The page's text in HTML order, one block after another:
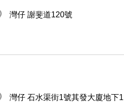
灣仔 謝斐道120號
灣仔 石水渠街1號其發大廈地下